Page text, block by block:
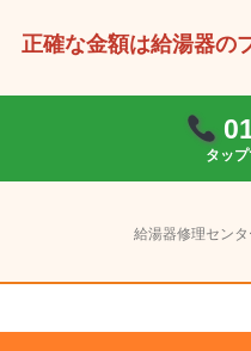
正確な金額は給湯器の
タッ
給湯器修理センタ